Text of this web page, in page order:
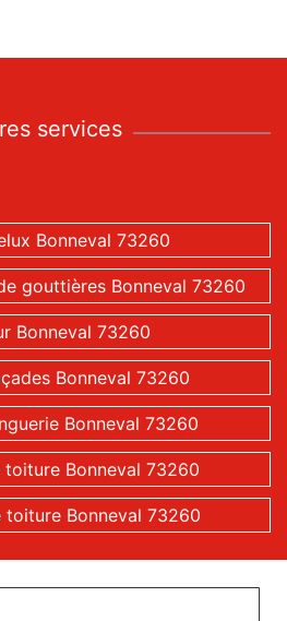
services
Bonneval 73260
gouttières Bonneval 73260
Bonneval 73260
Bonneval 73260
Bonneval 73260
Bonneval 73260
toiture Bonneval 73260